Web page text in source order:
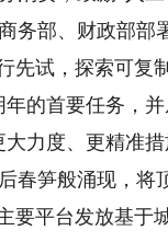
部、财政部部
先试，探索可
的首要任务，
力度、更精准措
笋般涌现，将
要平台发放基于